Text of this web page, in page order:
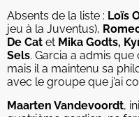
Absents de la liste : Loïs
jeu à la Juventus),
De Cat et Mika Godts,
Sels. Garcia a admis que
mais il a maintenu sa
avec le groupe que j’ai
Maarten Vandevoordt,